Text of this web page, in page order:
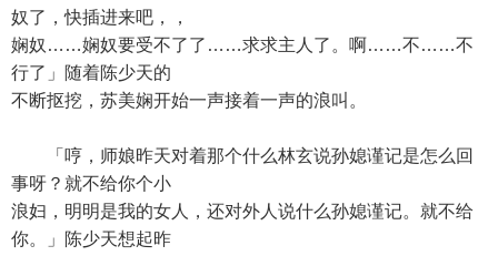
奴了，快插进来吧，，
娴奴……娴奴要受不了了……求求主人了。啊……不……不
行了」随着陈少天的
不断抠挖，苏美娴开始一声接着一声的浪叫。
「哼，师娘昨天对着那个什么林玄说孙媳谨记是怎么回
事呀？就不给你个小
浪妇，明明是我的女人，还对外人说什么孙媳谨记。就不给
你。」陈少天想起昨